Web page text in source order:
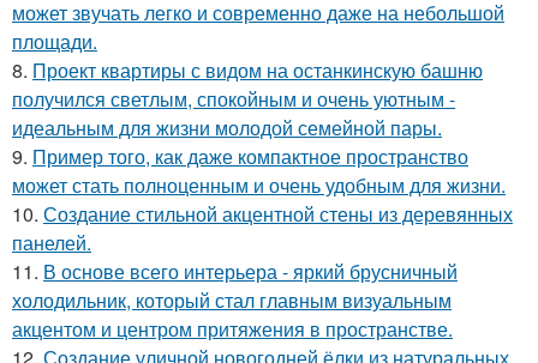
может звучать легко и современно даже на небольшой
площади.
8. Проект квартиры с видом на останкинскую башню
получился светлым, спокойным и очень уютным -
идеальным для жизни молодой семейной пары.
9. Пример того, как даже компактное пространство
может стать полноценным и очень удобным для жизни.
10. Создание стильной акцентной стены из деревянных
панелей.
11. В основе всего интерьера - яркий брусничный
холодильник, который стал главным визуальным
акцентом и центром притяжения в пространстве.
12. Создание уличной новогодней ёлки из натуральных